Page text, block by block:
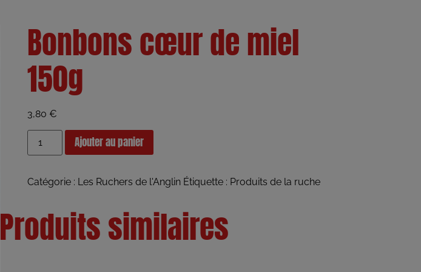
Bonbons cœur de miel
150g
3,80 €
Ajouter au panier
Catégorie : Les Ruchers de l'Anglin Étiquette : Produits de la ruche
Produits similaires